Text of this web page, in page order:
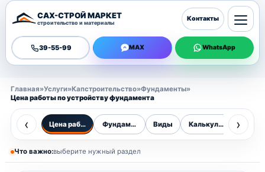
САХ-СТРОЙ МАРКЕТ
строительство и материалы
39-55-99 MAX WhatsApp
Контакты
Главная»Услуги»Капстроительство»Фундаменты»
Цена работы по устройству фундамента
‹ Цена работ Фундаменты Виды Калькулятор Цены
›
Что важно:выберите нужный раздел